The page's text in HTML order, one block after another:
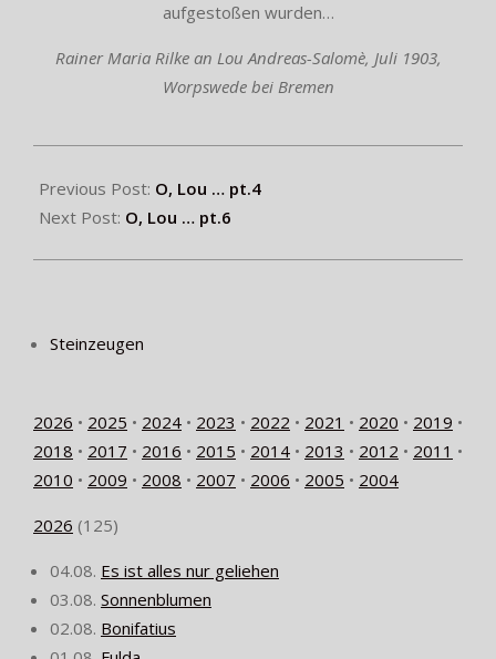
aufgestoßen wurden…
Rainer Maria Rilke an Lou Andreas-Salomè, Juli 1903,
Worpswede bei Bremen
07-
21
Previous Post: O, Lou … pt.4
Next Post: O, Lou … pt.6
Steinzeugen
2026 • 2025 • 2024 • 2023 • 2022 • 2021 • 2020 • 2019 •
2018 • 2017 • 2016 • 2015 • 2014 • 2013 • 2012 • 2011 •
2010 • 2009 • 2008 • 2007 • 2006 • 2005 • 2004
2026 (125)
04.08. Es ist alles nur geliehen
03.08. Sonnenblumen
02.08. Bonifatius